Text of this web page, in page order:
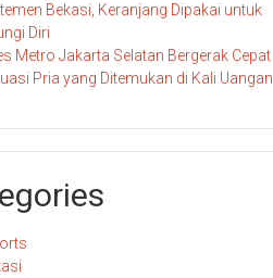
Bekasi, Keranjang Dipakai untuk
Diri
Metro Jakarta Selatan Bergerak Cepat
Pria yang Ditemukan di Kali Uangan